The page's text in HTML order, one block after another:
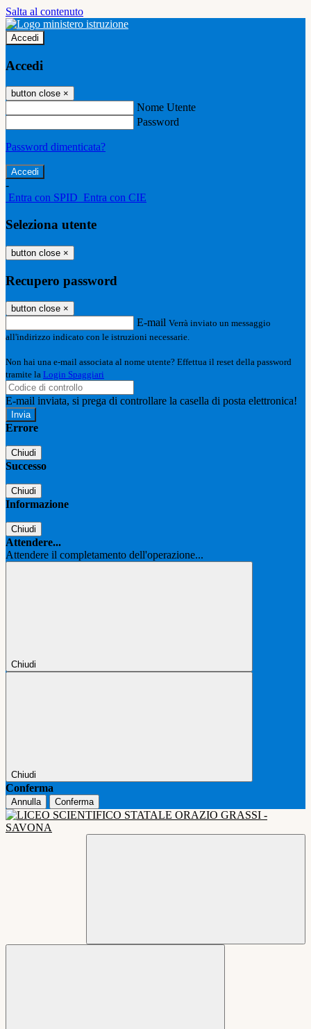
Salta al contenuto
Accedi
Accedi
button close ×
Nome Utente
Password
Password dimenticata?
-
Entra con SPID Entra con CIE
Seleziona utente
button close ×
Recupero password
button close ×
E-mail Verrà inviato un messaggio
all'indirizzo indicato con le istruzioni necessarie.
Non hai una e-mail associata al nome utente? Effettua il reset della password
tramite la Login Spaggiari
E-mail inviata, si prega di controllare la casella di posta elettronica!
Errore
Chiudi
Successo
Chiudi
Informazione
Chiudi
Attendere...
Attendere il completamento dell'operazione...
Chiudi
Chiudi
Conferma
Annulla Conferma